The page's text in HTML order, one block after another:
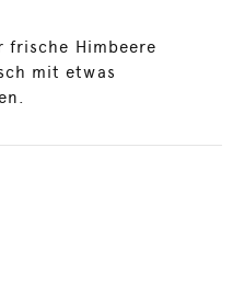
frische Himbeere
mit etwas